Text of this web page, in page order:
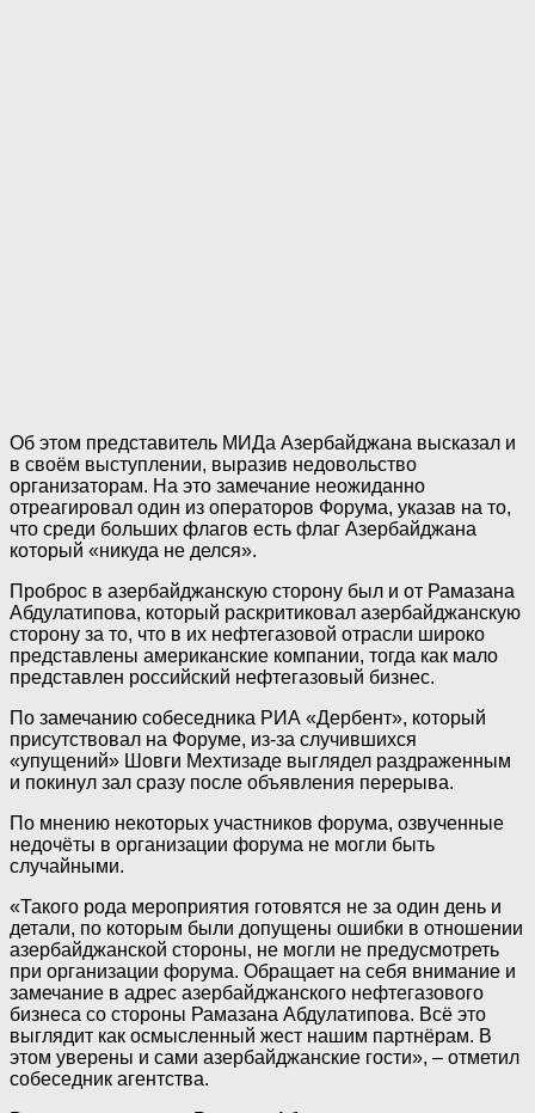
Об этом представитель МИДа Азербайджана высказал и
в своём выступлении, выразив недовольство
организаторам. На это замечание неожиданно
отреагировал один из операторов Форума, указав на то,
что среди больших флагов есть флаг Азербайджана
который «никуда не делся».
Проброс в азербайджанскую сторону был и от Рамазана
Абдулатипова, который раскритиковал азербайджанскую
сторону за то, что в их нефтегазовой отрасли широко
представлены американские компании, тогда как мало
представлен российский нефтегазовый бизнес.
По замечанию собеседника РИА «Дербент», который
присутствовал на Форуме, из-за случившихся
«упущений» Шовги Мехтизаде выглядел раздраженным
и покинул зал сразу после объявления перерыва.
По мнению некоторых участников форума, озвученные
недочёты в организации форума не могли быть
случайными.
«Такого рода мероприятия готовятся не за один день и
детали, по которым были допущены ошибки в отношении
азербайджанской стороны, не могли не предусмотреть
при организации форума. Обращает на себя внимание и
замечание в адрес азербайджанского нефтегазового
бизнеса со стороны Рамазана Абдулатипова. Всё это
выглядит как осмысленный жест нашим партнёрам. В
этом уверены и сами азербайджанские гости», – отметил
собеседник агентства.